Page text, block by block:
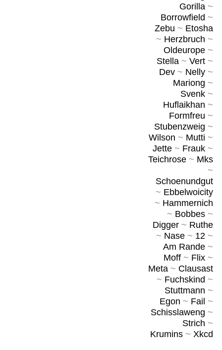
Gorilla~
Borrowfield ~
Zebu ~ Etosha
~ Herzbruch ~
Oldeurope~
Stella~ Vert~
Dev~ Nelly~
Mariong ~
Svenk~
Huflaikhan ~
Formfreu ~
Stubenzweig ~
Wilson ~ Mutti ~
Jette~ Frauk~
Teichrose~ Mks
~
Schoenundgut
~ Ebbelwoicity
~ Hammernich
~ Bobbes~
Digger~ Ruthe
~ Nase~ 12~
Am Rande~
Moff~ Flix~
Meta~ Clausast
~ Fuchskind ~
Stuttmann ~
Egon ~ Fail ~
Schisslaweng ~
Strich ~
Krumins~ Xkcd